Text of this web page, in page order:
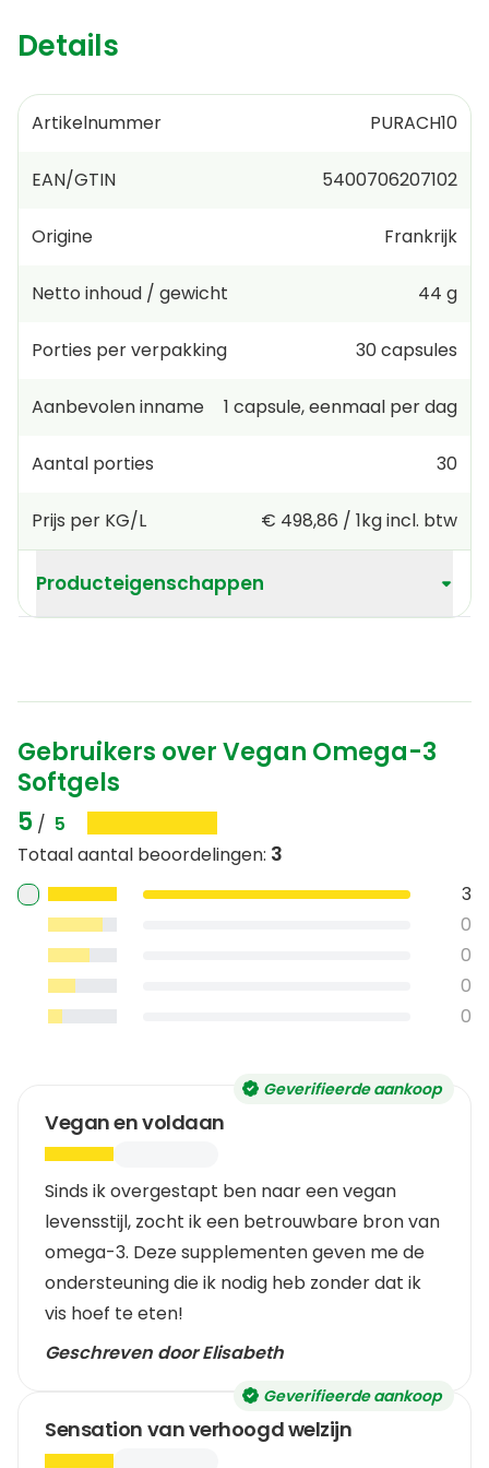
Details
Artikelnummer PURACH10
EAN/GTIN 5400706207102
Origine Frankrijk
Netto inhoud / gewicht 44 g
Porties per verpakking 30capsules
Aanbevolen inname 1 capsule,eenmaal per dag
Aantal porties 30
Prijs per KG/L € 498,86 / 1kgincl. btw
Producteigenschappen
Gebruikers over Vegan Omega-3
Softgels
5 / 5
Totaal aantal beoordelingen: 3
3
0
0
0
0
Geverifieerde aankoop
Vegan en voldaan
Sinds ik overgestapt ben naar een vegan
levensstijl, zocht ik een betrouwbare bron van
omega-3. Deze supplementen geven me de
ondersteuning die ik nodig heb zonder dat ik
vis hoef te eten!
Geschreven door Elisabeth
Geverifieerde aankoop
Sensation van verhoogd welzijn